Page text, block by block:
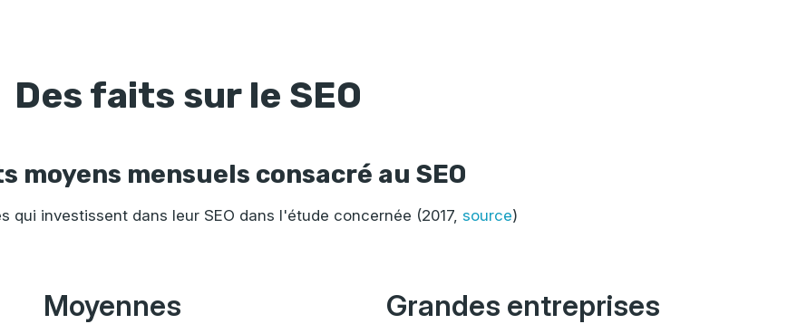
Des faits sur le SEO
moyens mensuels consacré au SEO
qui investissent dans leur SEO dans l'étude concernée (2017, source)
Moyennes
Grandes entreprises